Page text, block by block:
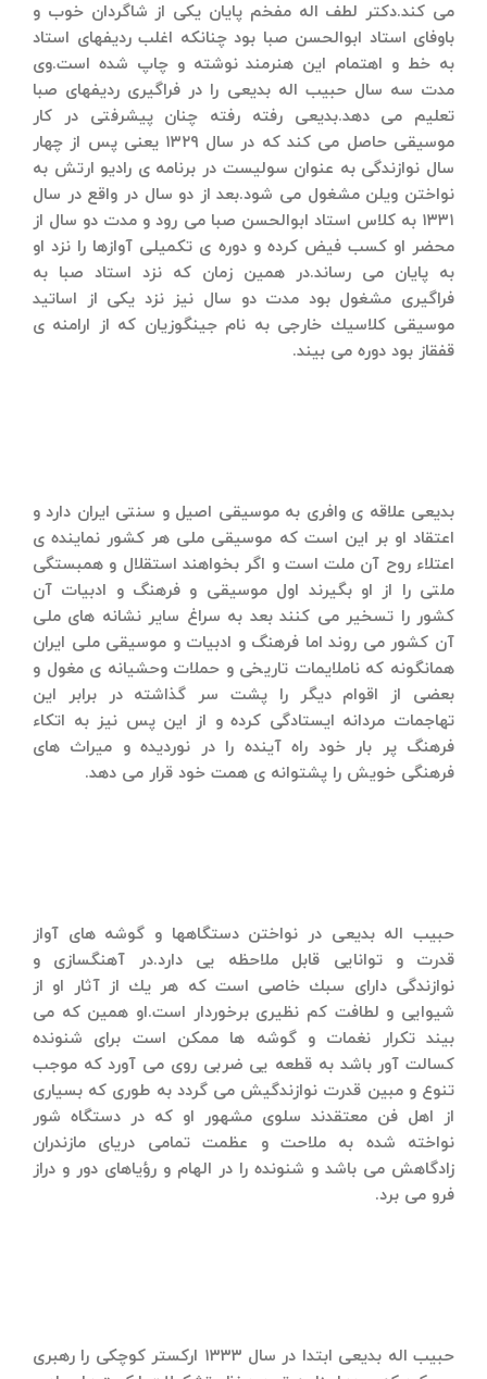
می كند.دكتر لطف اله مفخم پایان یكی از شاگردان خوب و
باوفای استاد ابوالحسن صبا بود چنانكه اغلب ردیفهای استاد
به خط و اهتمام این هنرمند نوشته و چاپ شده است.وی
مدت سه سال حبیب اله بدیعی را در فراگیری ردیفهای صبا
تعلیم می دهد.بدیعی رفته رفته چنان پیشرفتی در كار
موسیقی حاصل می كند كه در سال ۱۳۲۹ یعنی پس از چهار
سال نوازندگی به عنوان سولیست در برنامه ی رادیو ارتش به
نواختن ویلن مشغول می شود.بعد از دو سال در واقع در سال
۱۳۳۱ به كلاس استاد ابوالحسن صبا می رود و مدت دو سال از
محضر او كسب فیض كرده و دوره ی تكمیلی آوازها را نزد او
به پایان می رساند.در همین زمان كه نزد استاد صبا به
فراگیری مشغول بود مدت دو سال نیز نزد یكی از اساتید
موسیقی كلاسیك خارجی به نام جینگوزیان كه از ارامنه ی
قفقاز بود دوره می بیند.
بدیعی علاقه ی وافری به موسیقی اصیل و سنتی ایران دارد و
اعتقاد او بر این است كه موسیقی ملی هر كشور نماینده ی
اعتلاء روح آن ملت است و اگر بخواهند استقلال و همبستگی
ملتی را از او بگیرند اول موسیقی و فرهنگ و ادبیات آن
كشور را تسخیر می كنند بعد به سراغ سایر نشانه های ملی
آن كشور می روند اما فرهنگ و ادبیات و موسیقی ملی ایران
همانگونه كه ناملایمات تاریخی و حملات وحشیانه ی مغول و
بعضی از اقوام دیگر را پشت سر گذاشته در برابر این
تهاجمات مردانه ایستادگی كرده و از این پس نیز به اتكاء
فرهنگ پر بار خود راه آینده را در نوردیده و میراث های
فرهنگی خویش را پشتوانه ی همت خود قرار می دهد.
حبیب اله بدیعی در نواختن دستگاهها و گوشه های آواز
قدرت و توانایی قابل ملاحظه یی دارد.در آهنگسازی و
نوازندگی دارای سبك خاصی است كه هر یك از آثار او از
شیوایی و لطافت كم نظیری برخوردار است.او همین كه می
بیند تكرار نغمات و گوشه ها ممكن است برای شنونده
كسالت آور باشد به قطعه یی ضربی روی می آورد كه موجب
تنوع و مبین قدرت نوازندگیش می گردد به طوری كه بسیاری
از اهل فن معتقدند سلوی مشهور او كه در دستگاه شور
نواخته شده به ملاحت و عظمت تمامی دریای مازندران
زادگاهش می باشد و شنونده را در الهام و رؤیاهای دور و دراز
فرو می برد.
حبیب اله بدیعی ابتدا در سال ۱۳۳۳ اركستر كوچكی را رهبری